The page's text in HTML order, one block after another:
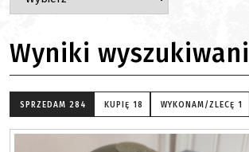
Wyniki
SPRZEDAM 284 KUPIĘ 18 WYKONAM/ZLECĘ 1